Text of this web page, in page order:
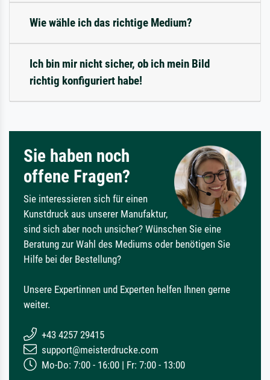
Wie wähle ich das richtige Medium?
Ich bin mir nicht sicher, ob ich mein Bild
richtig konfiguriert habe!
Sie haben noch
offene Fragen?
Sie interessieren sich für einen
Kunstdruck aus unserer Manufaktur,
sind sich aber noch unsicher? Wünschen Sie eine
Beratung zur Wahl des Mediums oder benötigen Sie
Hilfe bei der Bestellung?
Unsere Expertinnen und Experten helfen Ihnen gerne
weiter.
+43 4257 29415
support@meisterdrucke.com
Mo-Do: 7:00 - 16:00 | Fr: 7:00 - 13:00